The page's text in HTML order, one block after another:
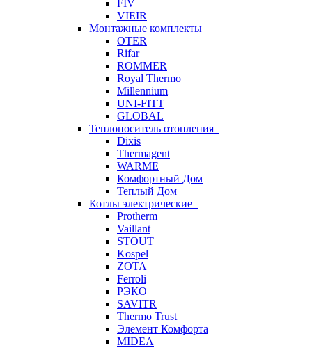
FIV
VIEIR
Монтажные комплекты
OTER
Rifar
ROMMER
Royal Thermo
Millennium
UNI-FITT
GLOBAL
Теплоноситель отопления
Dixis
Thermagent
WARME
Комфортный Дом
Теплый Дом
Котлы электрические
Protherm
Vaillant
STOUT
Kospel
ZOTA
Ferroli
РЭКО
SAVITR
Thermo Trust
Элемент Комфорта
MIDEA